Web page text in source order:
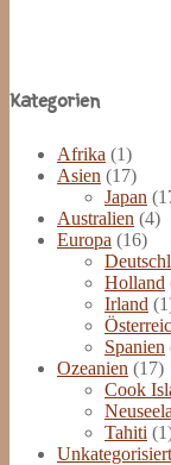
Site
Kategorien
Afrika (1)
Asien (17)
Japan
Australien (4)
Europa (16)
Holland
Irland
Spanien
Ozeanien (17)
Cook
Tahiti
Unkategorisiert